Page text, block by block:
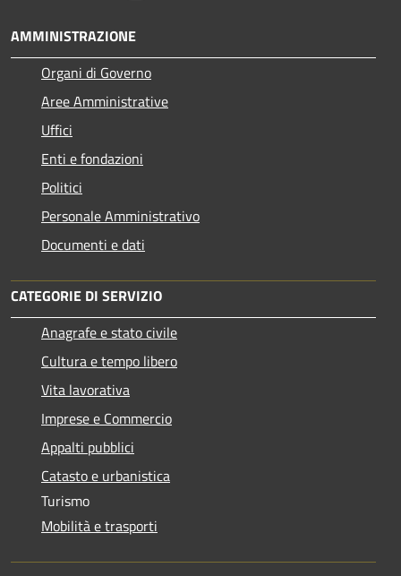
AMMINISTRAZIONE
Organi di Governo
Aree Amministrative
Uffici
Enti e fondazioni
Politici
Personale Amministrativo
Documenti e dati
CATEGORIE DI SERVIZIO
Anagrafe e stato civile
Cultura e tempo libero
Vita lavorativa
Imprese e Commercio
Appalti pubblici
Catasto e urbanistica
Turismo
Mobilità e trasporti